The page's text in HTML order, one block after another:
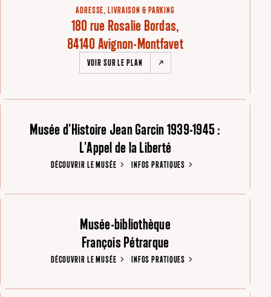
ADRESSE, LIVRAISON & PARKING
180 rue Rosalie Bordas,
84140 Avignon-Montfavet
VOIR SUR LE PLAN
Musée d'Histoire Jean Garcin 1939-1945 :
L'Appel de la Liberté
DÉCOUVRIR LE MUSÉE INFOS PRATIQUES
Musée-bibliothèque
François Pétrarque
DÉCOUVRIR LE MUSÉE INFOS PRATIQUES